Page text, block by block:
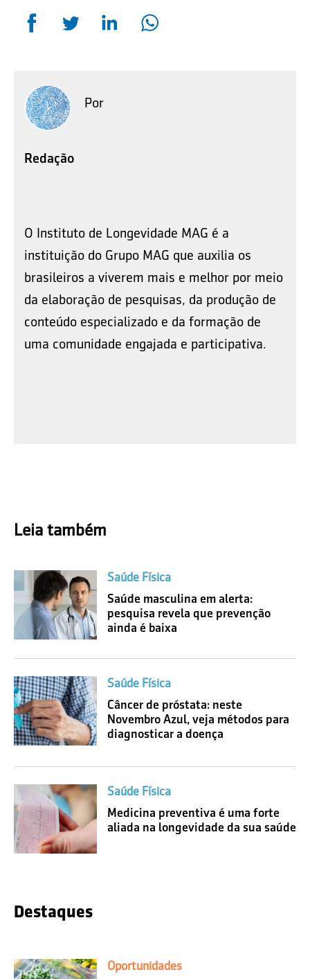
Por
Redação
O Instituto de Longevidade MAG é a
instituição do Grupo MAG que auxilia os
brasileiros a viverem mais e melhor por meio
da elaboração de pesquisas, da produção de
conteúdo especializado e da formação de
uma comunidade engajada e participativa.
Leia também
Saúde Física
Saúde masculina em alerta:
pesquisa revela que prevenção
ainda é baixa
Saúde Física
Câncer de próstata: neste
Novembro Azul, veja métodos para
diagnosticar a doença
Saúde Física
Medicina preventiva é uma forte
aliada na longevidade da sua saúde
Destaques
Oportunidades